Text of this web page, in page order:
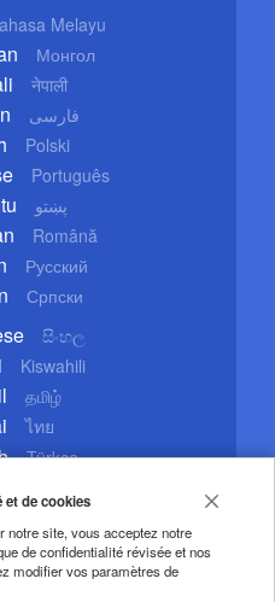
Melayu
Монгол
नेपाली
فارسی
Polski
Português
پښتو
Română
Русский
Српски
සිංහල
Kiswahili
தமிழ்
ไทย
Türkçe
Tiếng Việt
ICP prepared NO.16065310-3
de cookies
notre site, vous acceptez notre
de confidentialité révisée et nos
modifier vos paramètres de